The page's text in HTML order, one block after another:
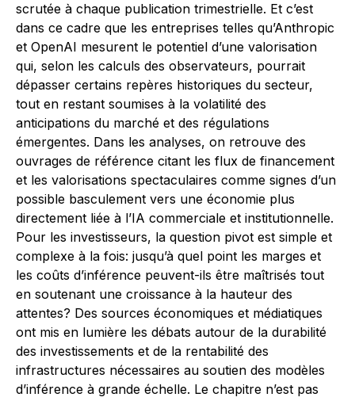
scrutée à chaque publication trimestrielle. Et c’est
dans ce cadre que les entreprises telles qu’Anthropic
et OpenAI mesurent le potentiel d’une valorisation
qui, selon les calculs des observateurs, pourrait
dépasser certains repères historiques du secteur,
tout en restant soumises à la volatilité des
anticipations du marché et des régulations
émergentes. Dans les analyses, on retrouve des
ouvrages de référence citant les flux de financement
et les valorisations spectaculaires comme signes d’un
possible basculement vers une économie plus
directement liée à l’IA commerciale et institutionnelle.
Pour les investisseurs, la question pivot est simple et
complexe à la fois: jusqu’à quel point les marges et
les coûts d’inférence peuvent-ils être maîtrisés tout
en soutenant une croissance à la hauteur des
attentes? Des sources économiques et médiatiques
ont mis en lumière les débats autour de la durabilité
des investissements et de la rentabilité des
infrastructures nécessaires au soutien des modèles
d’inférence à grande échelle. Le chapitre n’est pas